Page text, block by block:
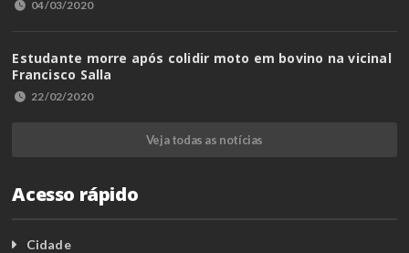
04/03/2020
Estudante morre após colidir moto em bovino na vicinal
Francisco Salla
22/02/2020
Veja todas as notícias
Acesso rápido
Cidade